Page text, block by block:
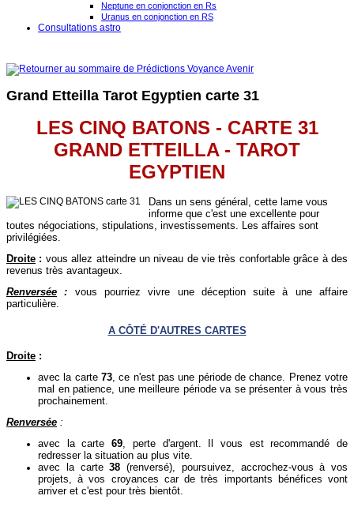
Neptune en conjonction en Rs
Uranus en conjonction en RS
Consultations astro
Grand Etteilla Tarot Egyptien carte 31
LES CINQ BATONS - CARTE 31
GRAND ETTEILLA - TAROT
EGYPTIEN
Dans un sens général, cette lame vous
informe que c'est une excellente pour
toutes négociations, stipulations, investissements. Les affaires sont
privilégiées.
Droite : vous allez atteindre un niveau de vie très confortable grâce à des
revenus très avantageux.
Renversée :
vous pourriez vivre une déception suite à une affaire
particulière.
A CÔTÉ D'AUTRES CARTES
Droite :
avec la carte 73 , ce n'est pas une période de chance. Prenez votre
mal en patience, une meilleure période va se présenter à vous très
prochainement.
Renversée :
avec la carte69 , perte d'argent. Il vous est recommandé de
redresser la situation au plus vite.
avec la carte38 (renversé), poursuivez, accrochez-vous à vos
projets, à vos croyances car de très importants bénéfices vont
arriver et c'est pour très bientôt.